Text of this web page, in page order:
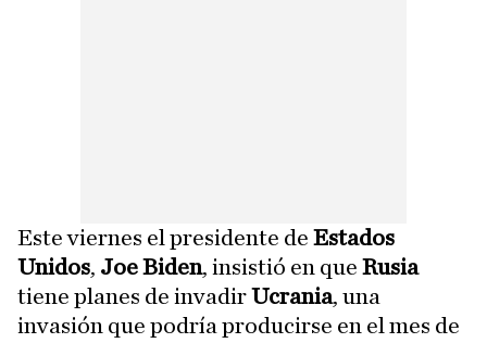
Este viernes el presidente de Estados
Unidos, Joe Biden, insistió en que Rusia
tiene planes de invadirUcrania, una
invasión que podría producirse en el mes de